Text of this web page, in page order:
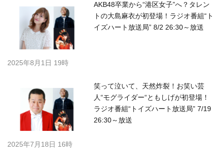
AKB48卒業から“港区女子”へ？タレン
トの大島麻衣が初登場！ラジオ番組“ト
イズハート放送局” 8/2 26:30～放送
2025年8月1日 19時
笑って泣いて、天然炸裂！お笑い芸
人“モグライダー“ともしげが初登場！
ラジオ番組“トイズハート放送局” 7/19
26:30～放送
2025年7月18日 16時